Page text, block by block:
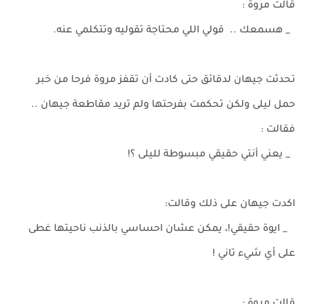
قالت مروة :
_ هسمعك .. قولي اللي محتاجة تقوليه وتتكلمي عنه.
تحدثت جيهان لدقائق حتى كادت أن تقفز مروة فرحا من خبر
حمل ليلى ولكن تحكمت بفرحتها ولم تريد مقاطعة جيهان ..
فقالت :
_ يعني أنتي حقيقي مبسوطة لليلى ؟!
اكدت جيهان على ذلك وقالت:
_ ايوة حقيقي!، يمكن عشان احساسي بالذنب ناحيتها غطى
على أي شيء تاني !